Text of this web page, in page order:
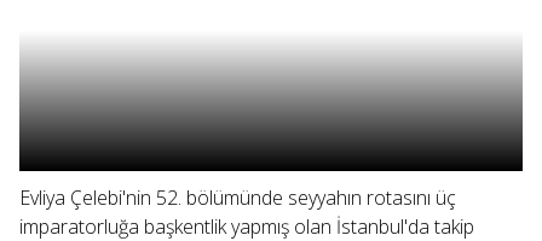
Evliya Çelebi'nin 52. bölümünde seyyahın rotasını üç
imparatorluğa başkentlik yapmış olan İstanbul'da takip